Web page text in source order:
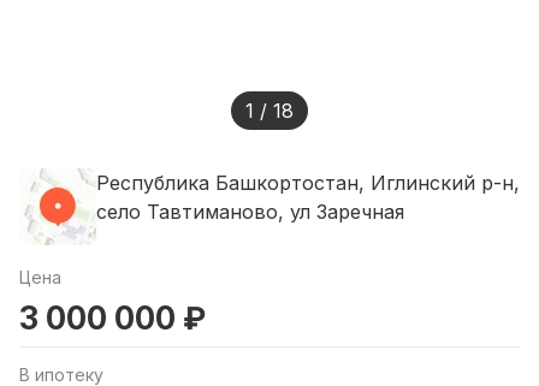
1 / 18
Республика Башкортостан, Иглинский р-н,
село Тавтиманово, ул Заречная
Цена
3 000 000 ₽
В ипотеку